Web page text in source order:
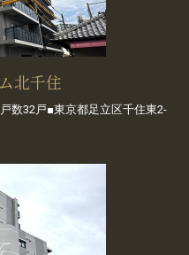
北千住
数32戸■東京都足立区千住東2-